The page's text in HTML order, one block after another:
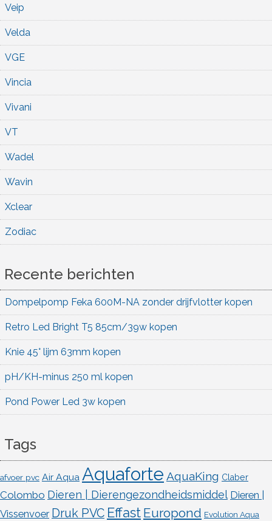
Veip
Velda
VGE
Vincia
Vivani
VT
Wadel
Wavin
Xclear
Zodiac
Recente berichten
Dompelpomp Feka 600M-NA zonder drijfvlotter kopen
Retro Led Bright T5 85cm/39w kopen
Knie 45° lijm 63mm kopen
pH/KH-minus 250 ml kopen
Pond Power Led 3w kopen
Tags
afvoer pvc Air Aqua Aquaforte AquaKing Claber
Colombo Dieren | Dierengezondheidsmiddel Dieren |
Vissenvoer Druk PVC Effast Europond Evolution Aqua